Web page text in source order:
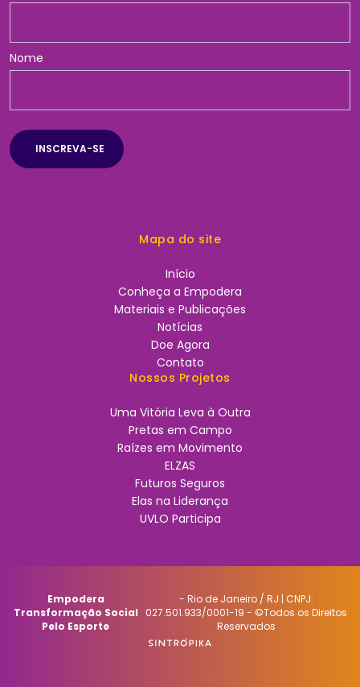
Nome
Mapa do site
Início
Conheça a Empodera
Materiais e Publicações
Notícias
Doe Agora
Contato
Nossos Projetos
Uma Vitória Leva à Outra
Pretas em Campo
Raízes em Movimento
ELZAS
Futuros Seguros
Elas na Liderança
UVLO Participa
Empodera
Transformação Social
Pelo Esporte
- Rio de Janeiro / RJ | CNPJ:
027.501.933/0001-19 - ©Todos os Direitos
Reservados